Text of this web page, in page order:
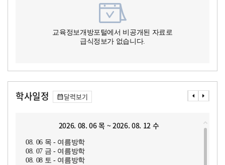
교육정보개방포털에서 비공개된 자료로
급식정보가 없습니다.
학사일정 달력보기
2026. 08. 06 목 ~ 2026. 08. 12 수
08. 06 목 - 여름방학
08. 07 금 - 여름방학
08. 08 토 - 여름방학